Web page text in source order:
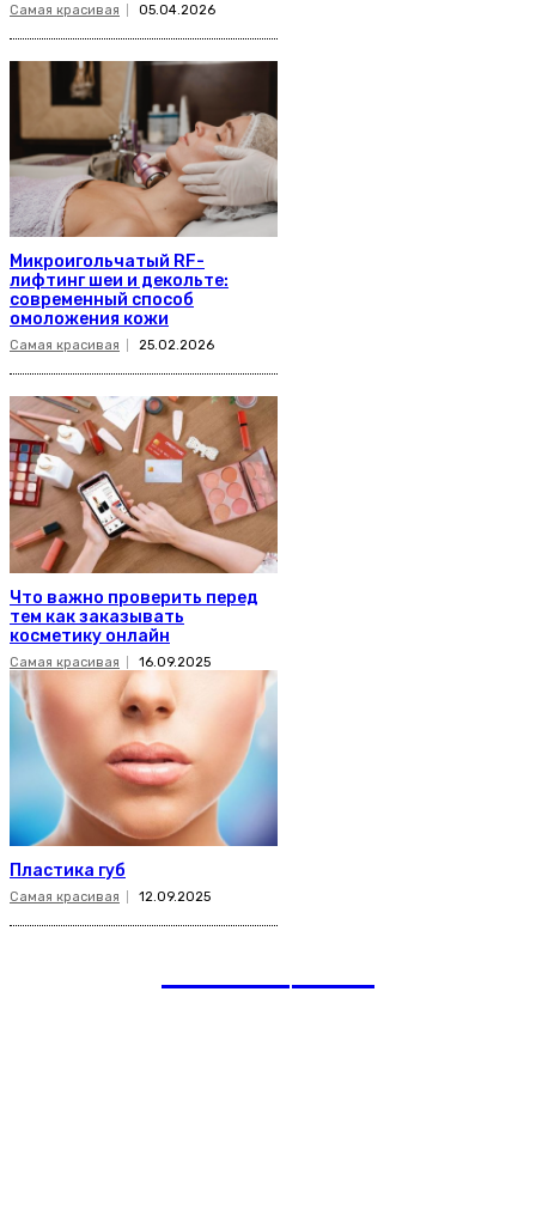
Самая красивая 05.04.2026
Микроигольчатый RF-
лифтинг шеи и декольте:
современный способ
омоложения кожи
Самая красивая 25.02.2026
Что важно проверить перед
тем как заказывать
косметику онлайн
Самая красивая 16.09.2025
Пластика губ
Самая красивая 12.09.2025